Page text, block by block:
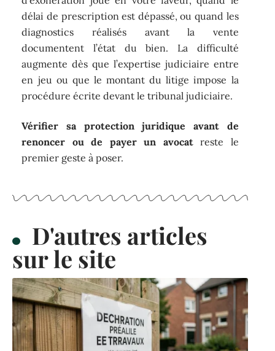
délai de prescription est dépassé, ou quand les
diagnostics réalisés avant la vente
documentent l’état du bien. La difficulté
augmente dès que l’expertise judiciaire entre
en jeu ou que le montant du litige impose la
procédure écrite devant le tribunal judiciaire.
Vérifier sa protection juridique avant de
renoncer ou de payer un avocatreste le
premier geste à poser.
D'autres articles
sur le site